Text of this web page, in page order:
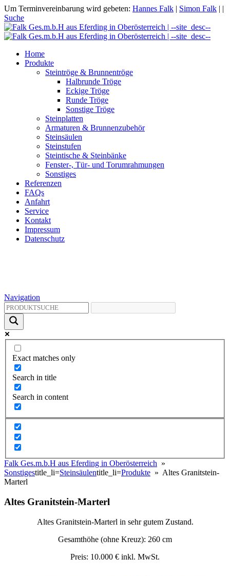
Um Terminvereinbarung wird gebeten: Hannes Falk | Simon Falk | |
Suche
Home
Produkte
Steintröge & Brunnentröge
Halbrunde Tröge
Eckige Tröge
Runde Tröge
Sonstige Tröge
Steinplatten
Armaturen & Brunnenzubehör
Steinsäulen
Steinstufen
Steintische & Steinbänke
Fenster-, Tür- und Torumrahmungen
Sonstiges
Referenzen
FAQs
Anfahrt
Service
Kontakt
Impressum
Datenschutz
Navigation
Exact matches only
Search in title
Search in content
Falk Ges.m.b.H aus Eferding in Oberösterreich »
Sonstigestitle_li=Steinsäulentitle_li=Produkte » Altes Granitstein-
Marterl
Altes Granitstein-Marterl
Altes Granitstein-Marterl in sehr gutem Zustand.
Gesamthöhe (ohne Kreuz): 260 cm
Preis: 10.000 € inkl. MwSt.